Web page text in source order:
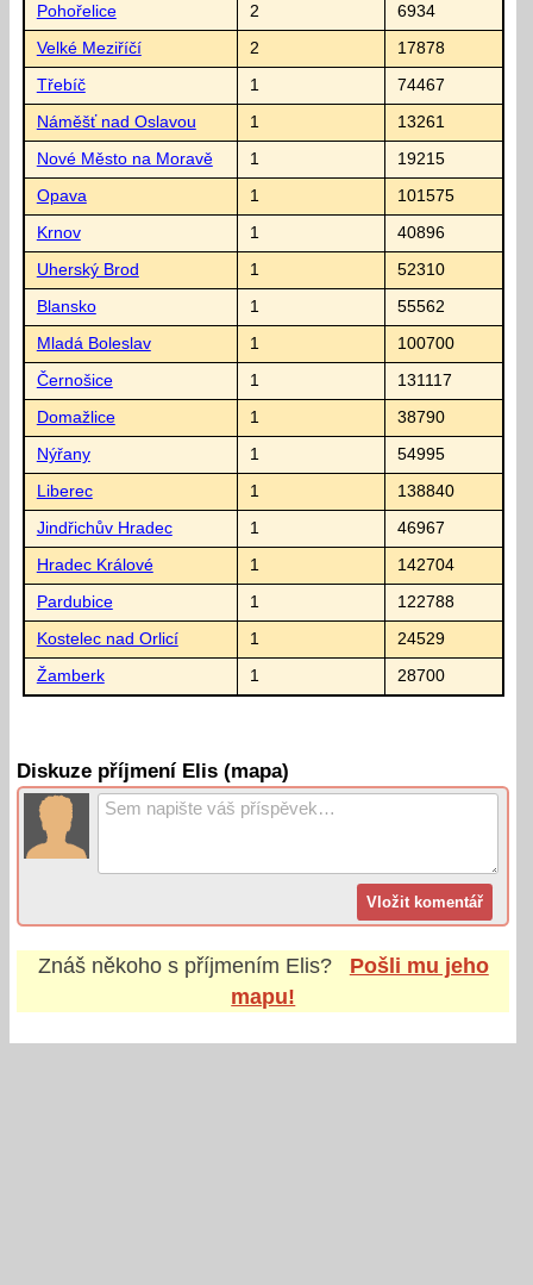
Pohořelice 2 6934
Velké Meziříčí 2 17878
Třebíč 1 74467
Náměšť nad Oslavou 1 13261
Nové Město na Moravě 1 19215
Opava 1 101575
Krnov 1 40896
Uherský Brod 1 52310
Blansko 1 55562
Mladá Boleslav 1 100700
Černošice 1 131117
Domažlice 1 38790
Nýřany 1 54995
Liberec 1 138840
Jindřichův Hradec 1 46967
Hradec Králové 1 142704
Pardubice 1 122788
Kostelec nad Orlicí 1 24529
Žamberk 1 28700
Diskuze příjmení Elis (mapa)
Znáš někoho s příjmením Elis?
Pošli mu jeho
mapu!